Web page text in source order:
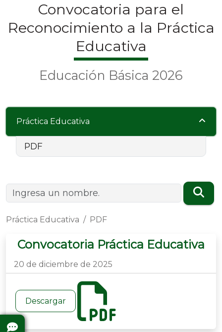
Convocatoria para el
Reconocimiento a la Práctica
Educativa
Educación Básica 2026
Práctica Educativa
PDF
Práctica Educativa PDF
Convocatoria Práctica Educativa
20 de diciembre de 2025
Descargar